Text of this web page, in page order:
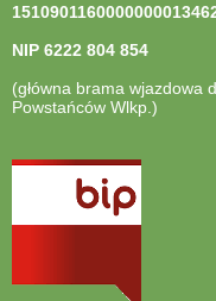
NIP 6222 804 854
(główna brama wjazdowa
Powstańców Wlkp.)
otwiera
nowej